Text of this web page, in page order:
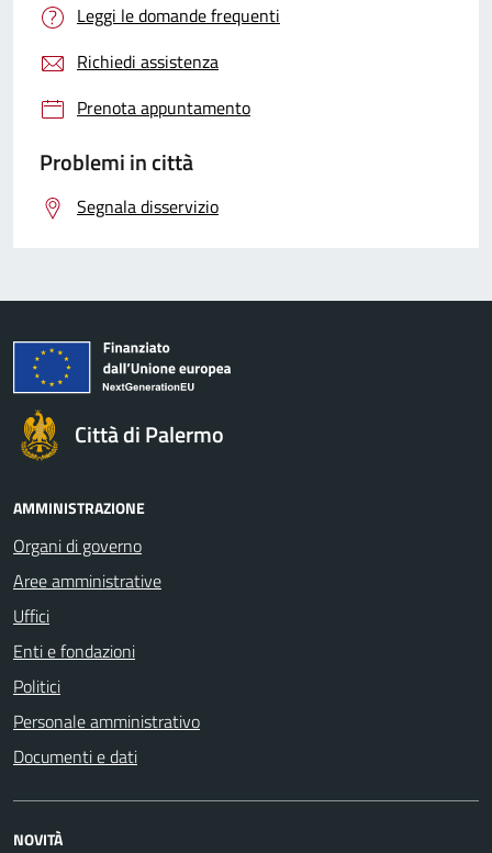
Leggi le domande frequenti
Richiedi assistenza
Prenota appuntamento
Problemi in città
Segnala disservizio
Città di Palermo
AMMINISTRAZIONE
Organi di governo
Aree amministrative
Uffici
Enti e fondazioni
Politici
Personale amministrativo
Documenti e dati
NOVITÀ